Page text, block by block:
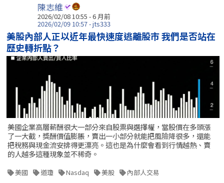
陳志維
2026/02/08 10:55 - 6 月前
2026/02/09 10:57 - jts333
美股內部人正以近年最快速度逃離股市 我們是否站在
歷史轉折點？
美國企業高層薪酬很大一部分來自股票與選擇權，當股價在多頭漲
了一大截，獎酬價值膨脹，賣出一小部分就能把風險降很多，還能
把稅務與現金流安排得更漂亮。這也是為什麼會看到行情越熱、賣
的人越多這種現象並不稀奇。
美國 道瓊 Nasdaq 美股 內部人交易